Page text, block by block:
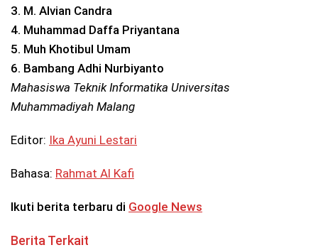
3. M. Alvian Candra
4. Muhammad Daffa Priyantana
5. Muh Khotibul Umam
6. Bambang Adhi Nurbiyanto
Mahasiswa Teknik Informatika Universitas
Muhammadiyah Malang
Editor: Ika Ayuni Lestari
Bahasa: Rahmat Al Kafi
Ikuti berita terbaru di Google News
Berita Terkait